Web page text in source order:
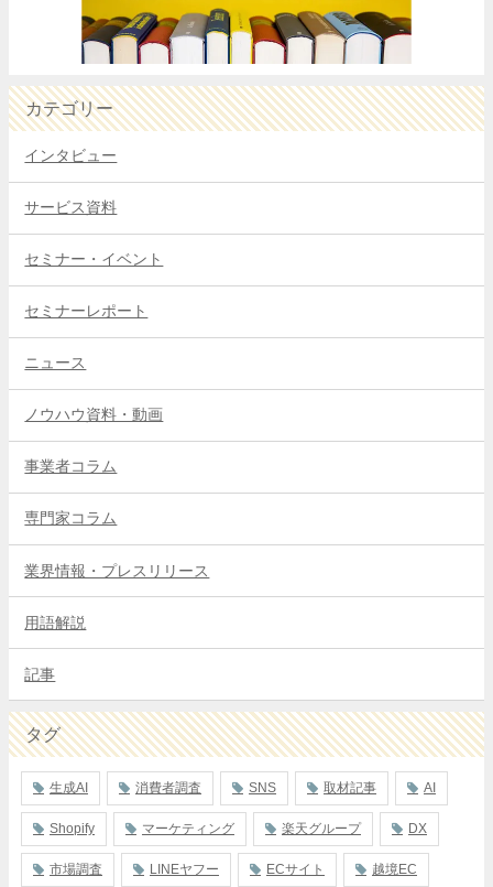
カテゴリー
インタビュー
サービス資料
セミナー・イベント
セミナーレポート
ニュース
ノウハウ資料・動画
事業者コラム
専門家コラム
業界情報・プレスリリース
用語解説
記事
タグ
生成AI 消費者調査 SNS 取材記事 AI
Shopify マーケティング 楽天グループ DX
市場調査 LINEヤフー ECサイト 越境EC